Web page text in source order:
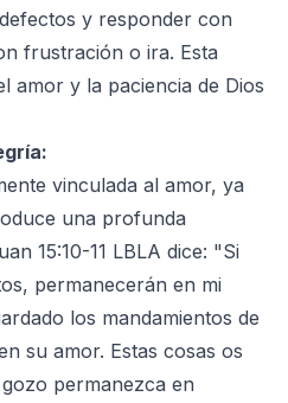
y responder con
frustración o ira. Esta
amor y la paciencia de Dios
vinculada al amor, ya
una profunda
15:10-11 LBLA dice: "Si
permanecerán en mi
los mandamientos de
su amor. Estas cosas os
permanezca en